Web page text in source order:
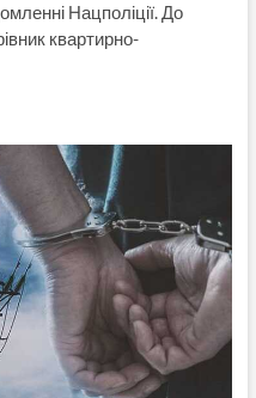
Нацполіції. До
квартирно-